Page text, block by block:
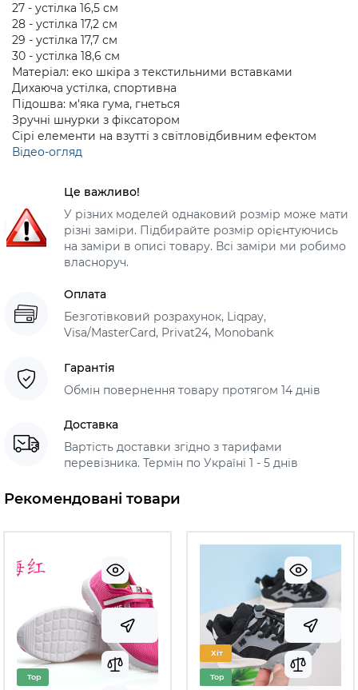
27 - устілка 16,5 см
28 - устілка 17,2 см
29 - устілка 17,7 см
30 - устілка 18,6 см
Матеріал: еко шкіра з текстильними вставками
Дихаюча устілка, спортивна
Підошва: м'яка гума, гнеться
Зручні шнурки з фіксатором
Сірі елементи на взутті з світловідбивним ефектом
Відео-огляд
Це важливо!
У різних моделей однаковий розмір може мати
різні заміри. Підбирайте розмір орієнтуючись
на заміри в описі товару. Всі заміри ми робимо
власноруч.
Оплата
Безготівковий розрахунок, Liqpay,
Visa/MasterCard, Privat24, Monobank
Гарантія
Обмін повернення товару протягом 14 днів
Доставка
Вартість доставки згідно з тарифами
перевізника. Термін по Україні 1 - 5 днів
Рекомендовані товари
Top
Хіт
Top